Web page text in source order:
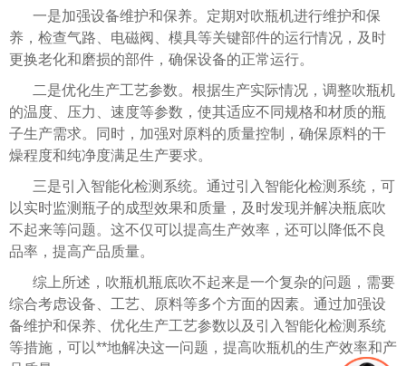
一是加强设备维护和保养。定期对吹瓶机进行维护和保
养，检查气路、电磁阀、模具等关键部件的运行情况，及时
更换老化和磨损的部件，确保设备的正常运行。
二是优化生产工艺参数。根据生产实际情况，调整吹瓶机
的温度、压力、速度等参数，使其适应不同规格和材质的瓶
子生产需求。同时，加强对原料的质量控制，确保原料的干
燥程度和纯净度满足生产要求。
三是引入智能化检测系统。通过引入智能化检测系统，可
以实时监测瓶子的成型效果和质量，及时发现并解决瓶底吹
不起来等问题。这不仅可以提高生产效率，还可以降低不良
品率，提高产品质量。
综上所述，吹瓶机瓶底吹不起来是一个复杂的问题，需要
综合考虑设备、工艺、原料等多个方面的因素。通过加强设
备维护和保养、优化生产工艺参数以及引入智能化检测系统
等措施，可以**地解决这一问题，提高吹瓶机的生产效率和产